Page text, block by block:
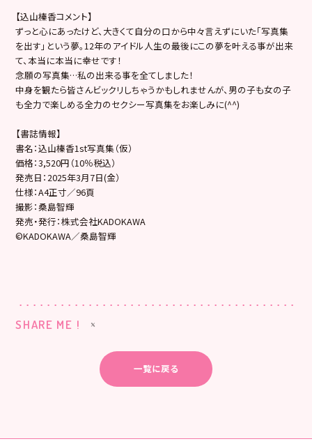
【込山榛香コメント】
ずっと心にあったけど、大きくて自分の口から中々言えずにいた「写真集
を出す」という夢。12年のアイドル人生の最後にこの夢を叶える事が出来
て、本当に本当に幸せです！
念願の写真集…私の出来る事を全てしました！
中身を観たら皆さんビックリしちゃうかもしれませんが、男の子も女の子
も全力で楽しめる全力のセクシー写真集をお楽しみに(^^)
【書誌情報】
書名：込山榛香1st写真集（仮）
価格：3,520円（10％税込）
発売日：2025年3月7日(金）
仕様：A4正寸／96頁
撮影：桑島智輝
発売・発行：株式会社KADOKAWA
©KADOKAWA／桑島智輝
SHARE ME !
一覧に戻る